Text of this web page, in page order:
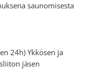
saunomisesta
24h) Ykkösen ja
jäsen